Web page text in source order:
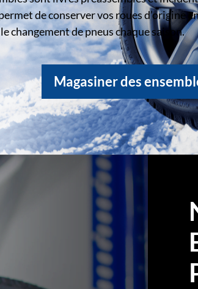
de conserver vos roues d’origine
changement de pneus chaque saison.
Magasiner des